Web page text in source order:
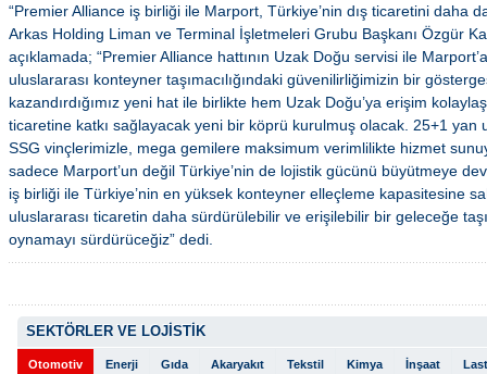
“Premier Alliance iş birliği ile Marport, Türkiye’nin dış ticaretini daha
Arkas Holding Liman ve Terminal İşletmeleri Grubu Başkanı Özgür
açıklamada; “Premier Alliance hattının Uzak Doğu servisi ile
uluslararası konteyner taşımacılığındaki güvenilirliğimizin bir
kazandırdığımız yeni hat ile birlikte hem Uzak Doğu’ya erişim
ticaretine katkı sağlayacak yeni bir köprü kurulmuş olacak. 25+1 yan
SSG vinçlerimizle, mega gemilere maksimum verimlilikte hizmet
sadece Marport’un değil Türkiye’nin de lojistik gücünü büyütmeye
iş birliği ile Türkiye’nin en yüksek konteyner elleçleme kapasitesine
uluslararası ticaretin daha sürdürülebilir ve erişilebilir bir geleceğe
oynamayı sürdürüceğiz” dedi.
SEKTÖRLER VE LOJİSTİK
Otomotiv Enerji Gıda Akaryakıt Tekstil Kimya İnşaat